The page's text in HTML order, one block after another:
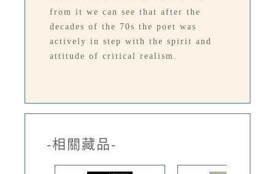
from it we can see that after the
decades of the 70s the poet was
actively in step with the spirit and
attitude of critical realism.
-相關藏品-